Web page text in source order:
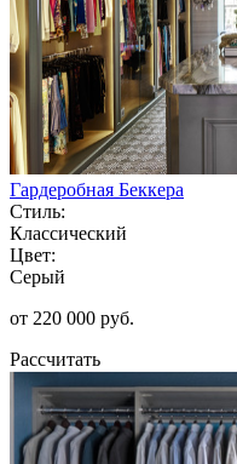
Гардеробная Беккера
Стиль:
Классический
Цвет:
Серый
от 220 000 руб.
Рассчитать